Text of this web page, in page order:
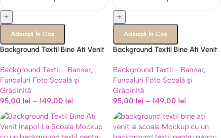
+
Adaugă În Coș
Background Textil Bine Ati Venit
Cod 725B
Background Textil - Banner,
Fundaluri Foto Școală și
Grădiniță
95,00 lei – 149,00 lei
+
Adaugă În Coș
Background Textil Bine Ati Venit
Lectura, Cod 727B
Background Textil - Banner,
Fundaluri Foto Școală și
Grădiniță
95,00 lei – 149,00 lei